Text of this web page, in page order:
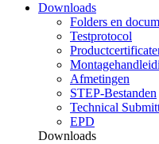
Downloads
Folders en
Testprotocol
Afmetingen
STEP-Bestanden
Technical
EPD
Downloads